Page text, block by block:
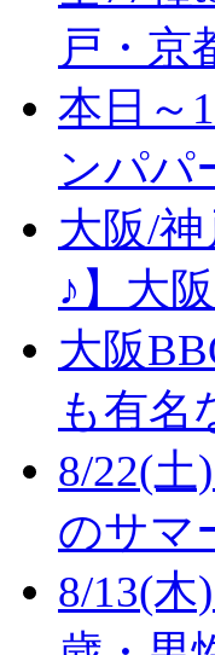
戸・京
本日～
ンパパ
大阪/
♪】大
大阪
も有名
8/22(
のサマ
8/13(